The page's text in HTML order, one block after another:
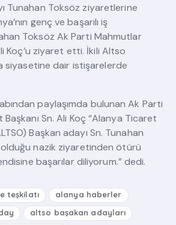
Tunahan Toksöz ziyaretlerine
genç ve başarılı iş
Toksöz Ak Parti Mahmutlar
Koç‘u ziyaret etti. İkili Altso
siyasetine dair istişarelerde
paylaşımda bulunan Ak Parti
Sn. Ali Koç “Alanya Ticaret
Başkan adayı Sn. Tunahan
olduğu nazik ziyaretinden ötürü
başarılar diliyorum.” dedi.
teşkilatı
alanya haberler
altso başakan adayları